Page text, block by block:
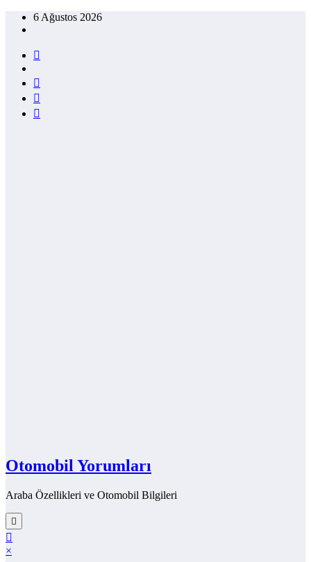
İçeriğe6 Ağustos 2026
Otomobil Yorumları
Araba Özellikleri ve Otomobil Bilgileri
×